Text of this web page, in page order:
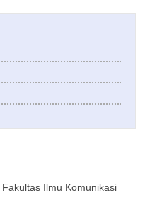
Ilmu Komunikasi